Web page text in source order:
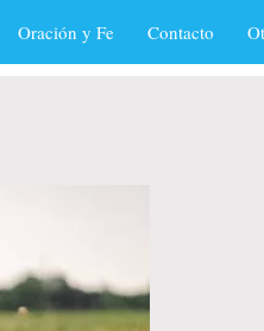
Oración y Fe Contacto